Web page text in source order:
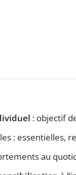
: objectif
: essentielles,
au